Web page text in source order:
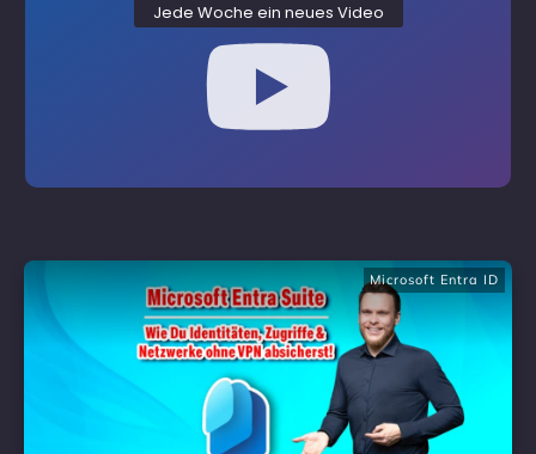
Jede Woche ein neues Video
Microsoft Entra ID